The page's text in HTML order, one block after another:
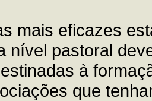
mais eficazes
nível pastoral
à
que